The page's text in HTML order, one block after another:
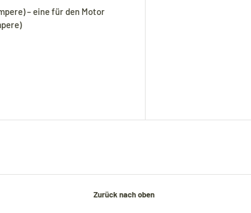
– eine für den Motor
Zurück nach oben